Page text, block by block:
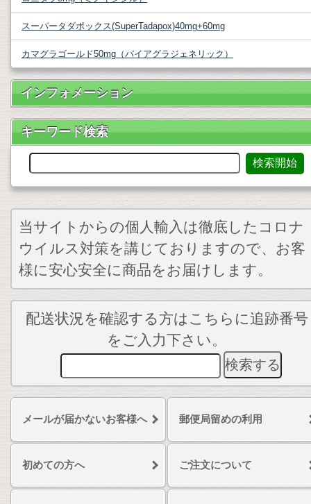
スーパータダポックス(SuperTadapox)40mg+60mg
カマグラゴールド50mg（バイアグラジェネリック）
インフォメーション
キーワード検索
当サイトからの個人輸入は徹底したコロナ
ウイルス対策を講じておりますので、お客
様に安心安全に商品をお届けします。
配送状況を確認する方はこちらに追跡番号
をご入力下さい。
メールが届かないお客様へ 郵便局留めの利用
初めての方へ ご注文について